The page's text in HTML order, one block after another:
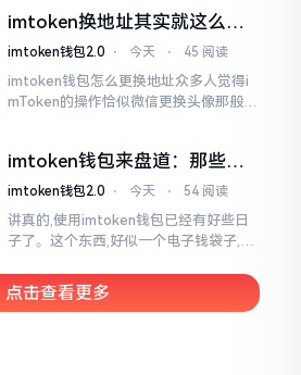
imtoken换地址其实就这么回
事
imtoken钱包2.0 ⋅ 今天 ⋅ 45 阅读
imtoken钱包怎么更换地址众多人觉得i
mToken的操作恰似微信更换头像那般简
据助记词来生成的,通俗讲
imtoken钱包来盘道：那些踩
过的坑和保命招
imtoken钱包2.0 ⋅ 今天 ⋅ 54 阅读
讲真的,使用imtoken钱包已经有好些日
子了。这个东西,好似一个电子钱袋子,里
来一帆风顺、毫无阻碍,有的人使用起来
却提心吊胆、神经紧绷。
点击查看更多